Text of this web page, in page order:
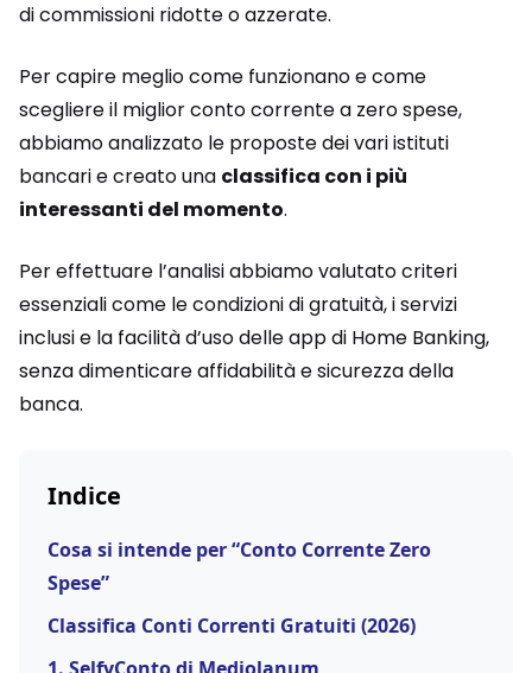
di commissioni ridotte o azzerate.
Per capire meglio come funzionano e come
scegliere il miglior conto corrente a zero spese,
abbiamo analizzato le proposte dei vari istituti
bancari e creato una classifica con i più
interessanti del momento.
Per effettuare l’analisi abbiamo valutato criteri
essenziali come le condizioni di gratuità, i servizi
inclusi e la facilità d’uso delle app di Home Banking,
senza dimenticare affidabilità e sicurezza della
banca.
Indice
Cosa si intende per “Conto Corrente Zero
Spese”
Classifica Conti Correnti Gratuiti (2026)